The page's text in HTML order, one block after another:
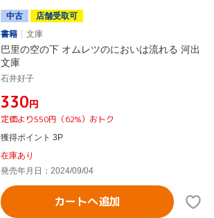
中古
店舗受取可
書籍
文庫
巴里の空の下 オムレツのにおいは流れる 河出
文庫
石井好子
¥330円
定価より550円（62%）おトク
獲得ポイント 3P
在庫あり
発売年月日：2024/09/04
カートへ追加